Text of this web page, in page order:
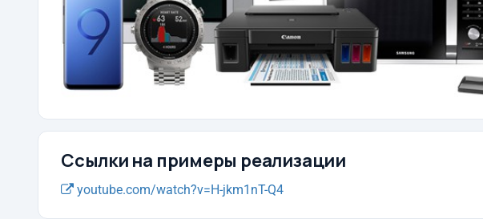
Ссылки на примеры реализации
youtube.com/watch?v=H-jkm1nT-Q4